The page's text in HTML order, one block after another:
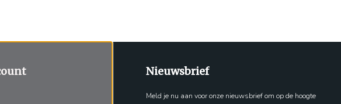
Nieuwsbrief
Meld je nu aan voor onze nieuwsbrief om op de hoogte